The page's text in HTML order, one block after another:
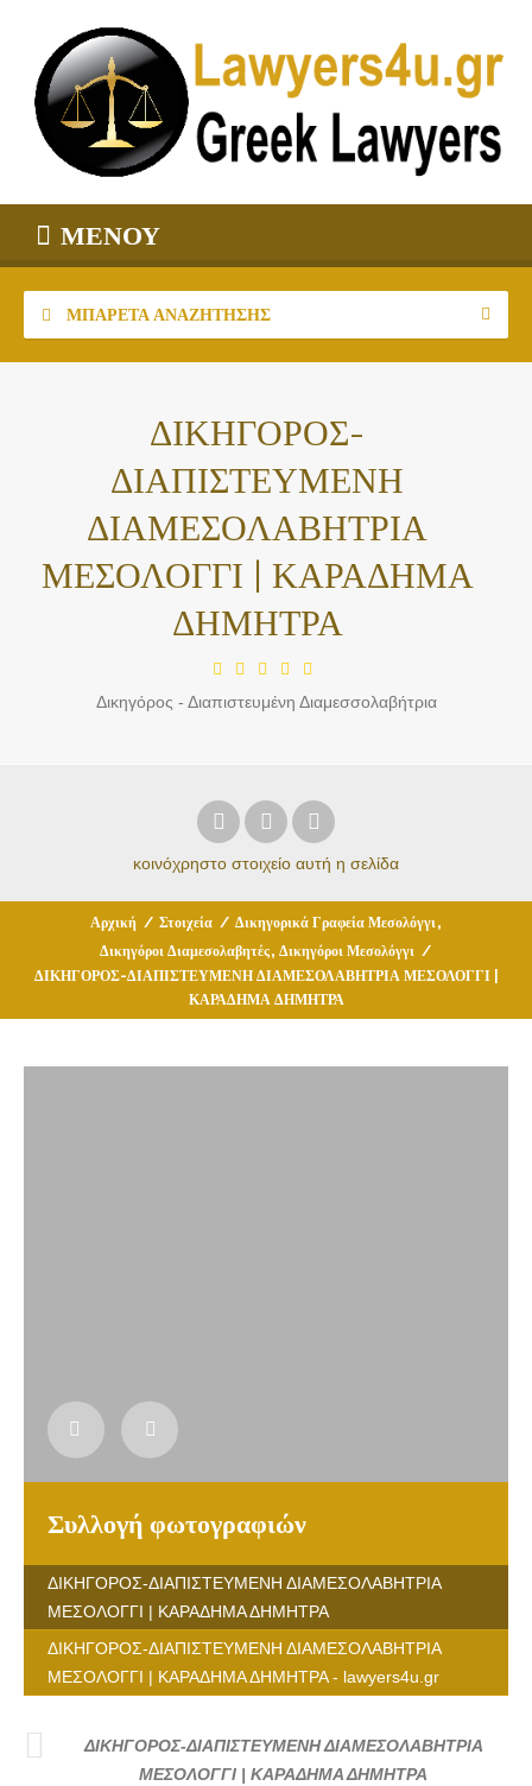
ΜΕΝΟΎ
ΜΠΑΡΈΤΑ ΑΝΑΖΉΤΗΣΗΣ
ΔΙΚΗΓΟΡΟΣ-
ΔΙΑΠΙΣΤΕΥΜΕΝΗ
ΔΙΑΜΕΣΟΛΑΒΗΤΡΙΑ
ΜΕΣΟΛΟΓΓΙ | ΚΑΡΑΔΗΜΑ
ΔΗΜΗΤΡΑ
Δικηγόρος - Διαπιστευμένη Διαμεσσολαβήτρια
κοινόχρηστο στοιχείο αυτή η σελίδα
Αρχική / Στοιχεία / Δικηγορικά Γραφεία Μεσολόγγι ,
Δικηγόροι Διαμεσολαβητές, Δικηγόροι Μεσολόγγι /
ΔΙΚΗΓΟΡΟΣ-ΔΙΑΠΙΣΤΕΥΜΕΝΗ ΔΙΑΜΕΣΟΛΑΒΗΤΡΙΑ ΜΕΣΟΛΟΓΓΙ |
ΚΑΡΑΔΗΜΑ ΔΗΜΗΤΡΑ
Συλλογή φωτογραφιών
ΔΙΚΗΓΟΡΟΣ-ΔΙΑΠΙΣΤΕΥΜΕΝΗ ΔΙΑΜΕΣΟΛΑΒΗΤΡΙΑ
ΜΕΣΟΛΟΓΓΙ | ΚΑΡΑΔΗΜΑ ΔΗΜΗΤΡΑ
ΔΙΚΗΓΟΡΟΣ-ΔΙΑΠΙΣΤΕΥΜΕΝΗ ΔΙΑΜΕΣΟΛΑΒΗΤΡΙΑ
ΜΕΣΟΛΟΓΓΙ | ΚΑΡΑΔΗΜΑ ΔΗΜΗΤΡΑ - lawyers4u.gr
ΔΙΚΗΓΟΡΟΣ-ΔΙΑΠΙΣΤΕΥΜΕΝΗ ΔΙΑΜΕΣΟΛΑΒΗΤΡΙΑ
ΜΕΣΟΛΟΓΓΙ | ΚΑΡΑΔΗΜΑ ΔΗΜΗΤΡΑ